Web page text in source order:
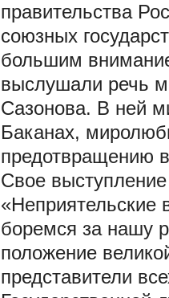
правительства
союзных
большим
выслушали речь
Сазонова. В ней
Баканах,
предотвращению
Свое
«Неприятельские
боремся за нашу
положение
представители